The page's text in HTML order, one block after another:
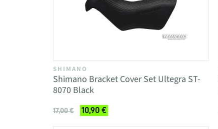
SHIMANO
Shimano Bracket Cover Set Ultegra ST-
8070 Black
17,00 € 10,90 €